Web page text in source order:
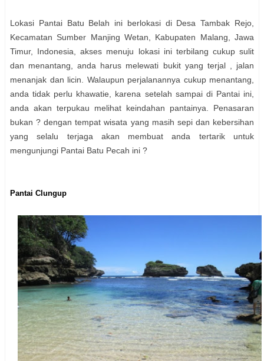
Lokasi Pantai Batu Belah ini berlokasi di Desa Tambak Rejo,
Kecamatan Sumber Manjing Wetan, Kabupaten Malang, Jawa
Timur, Indonesia, akses menuju lokasi ini terbilang cukup sulit
dan menantang, anda harus melewati bukit yang terjal , jalan
menanjak dan licin. Walaupun perjalanannya cukup menantang,
anda tidak perlu khawatie, karena setelah sampai di Pantai ini,
anda akan terpukau melihat keindahan pantainya. Penasaran
bukan ? dengan tempat wisata yang masih sepi dan kebersihan
yang selalu terjaga akan membuat anda tertarik untuk
mengunjungi Pantai Batu Pecah ini ?
Pantai Clungup